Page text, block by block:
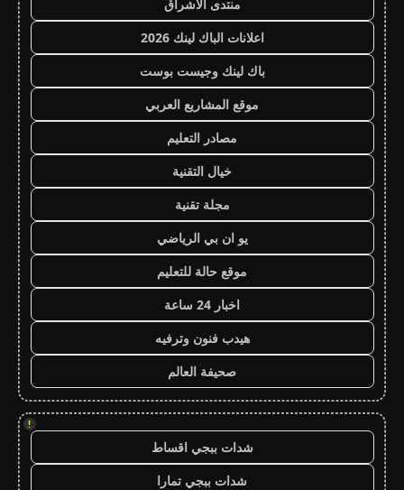
منتدى الاشراق
اعلانات الباك لينك 2026
باك لينك وجيست بوست
موقع المشاريع العربي
مصادر التعليم
خيال التقنية
مجلة تقنية
يو ان بي الرياضي
موقع حالة للتعليم
اخبار 24 ساعة
هيدب فنون وترفيه
صحيفة العالم
!
شدات ببجي اقساط
شدات ببجي تمارا